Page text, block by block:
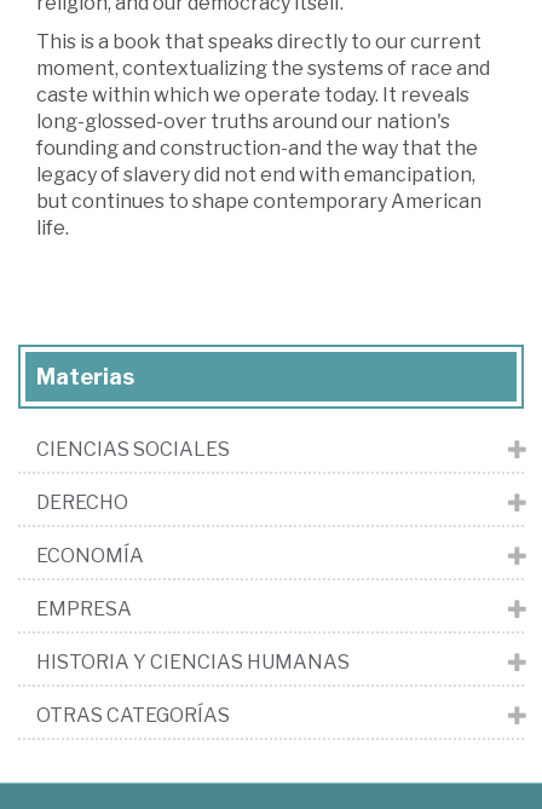
This is a book that speaks directly to our current
moment, contextualizing the systems of race and
caste within which we operate today. It reveals
long-glossed-over truths around our nation's
founding and construction-and the way that the
legacy of slavery did not end with emancipation,
but continues to shape contemporary American
life.
Materias
CIENCIAS SOCIALES
DERECHO
ECONOMÍA
EMPRESA
HISTORIA Y CIENCIAS HUMANAS
OTRAS CATEGORÍAS